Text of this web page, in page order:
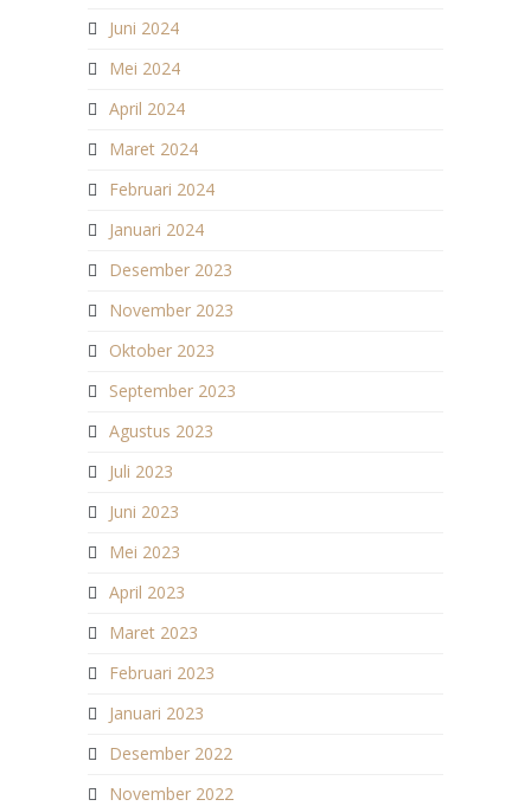
Juni 2024
Mei 2024
April 2024
Maret 2024
Februari 2024
Januari 2024
Desember 2023
November 2023
Oktober 2023
September 2023
Agustus 2023
Juli 2023
Juni 2023
Mei 2023
April 2023
Maret 2023
Februari 2023
Januari 2023
Desember 2022
November 2022